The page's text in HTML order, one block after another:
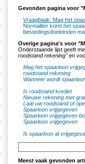
Gevonden pagina voor
Vraagbaak: Mag het
Normaliter komt het
bestedingsdoeleinden
Overige pagina's voor
Onderstaande lijst geeft
roodstand rekening"en
Mag het spaarloon
roodstand rekening
Wanneer wordt
Is roodstand krediet
Nieuwe rekening met
Laat uw roodstand of
Spaarloon vrijgegeven
Spaarloon vrijgegeven
Spaarloon vrijgegeven
Is spaarloon al
Meest vaak gevonden